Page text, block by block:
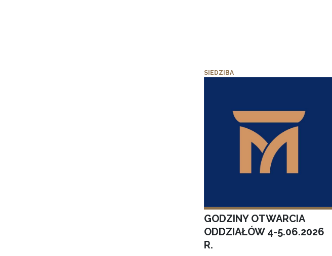
SIEDZIBA
GODZINY OTWARCIA
ODDZIAŁÓW 4-5.06.2026
R.